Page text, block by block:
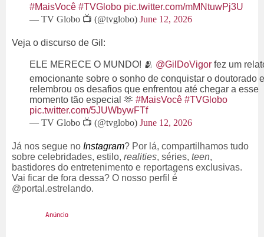
#MaisVocê #TVGlobo pic.twitter.com/mMNtuwPj3U
— TV Globo 📺 (@tvglobo) June 12, 2026
Veja o discurso de Gil:
ELE MERECE O MUNDO! 🫂 @GilDoVigor fez um
emocionante sobre o sonho de conquistar o doutorado e
relembrou os desafios que enfrentou até chegar a esse
momento tão especial 🫶 #MaisVocê #TVGlobo
pic.twitter.com/5JUWbywFTf
— TV Globo 📺 (@tvglobo) June 12, 2026
Já nos segue no Instagram? Por lá, compartilhamos tudo
sobre celebridades, estilo, realities, séries, teen,
bastidores do entretenimento e reportagens exclusivas.
Vai ficar de fora dessa? O nosso perfil é
@portal.estrelando.